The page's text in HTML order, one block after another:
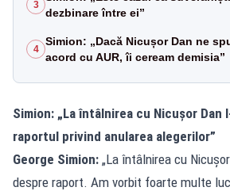
3
dezbinare între ei”
4
Simion: „Dacă Nicușor Dan ne
acord cu AUR, îi ceream demisia”
Simion: „La întâlnirea cu Nicușor
raportul privind anularea alegerilor”
George Simion: „La întâlnirea cu
despre raport. Am vorbit foarte multe